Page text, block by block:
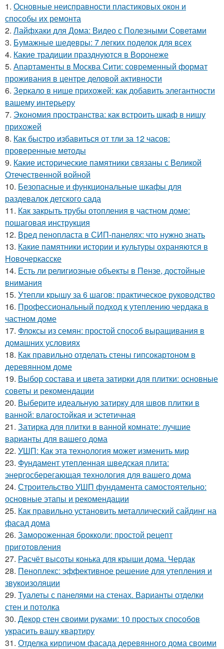
1. Основные неисправности пластиковых окон и
способы их ремонта
2. Лайфхаки для Дома: Видео с Полезными Советами
3. Бумажные шедевры: 7 легких поделок для всех
4. Какие традиции празднуются в Воронеже
5. Апартаменты в Москва Сити: современный формат
проживания в центре деловой активности
6. Зеркало в нише прихожей: как добавить элегантности
вашему интерьеру
7. Экономия пространства: как встроить шкаф в нишу
прихожей
8. Как быстро избавиться от тли за 12 часов:
проверенные методы
9. Какие исторические памятники связаны с Великой
Отечественной войной
10. Безопасные и функциональные шкафы для
раздевалок детского сада
11. Как закрыть трубы отопления в частном доме:
пошаговая инструкция
12. Вред пенопласта в СИП-панелях: что нужно знать
13. Какие памятники истории и культуры охраняются в
Новочеркасске
14. Есть ли религиозные объекты в Пензе, достойные
внимания
15. Утепли крышу за 6 шагов: практическое руководство
16. Профессиональный подход к утеплению чердака в
частном доме
17. Флоксы из семян: простой способ выращивания в
домашних условиях
18. Как правильно отделать стены гипсокартоном в
деревянном доме
19. Выбор состава и цвета затирки для плитки: основные
советы и рекомендации
20. Выберите идеальную затирку для швов плитки в
ванной: влагостойкая и эстетичная
21. Затирка для плитки в ванной комнате: лучшие
варианты для вашего дома
22. УШП: Как эта технология может изменить мир
23. Фундамент утепленная шведская плита:
энергосберегающая технология для вашего дома
24. Строительство УШП фундамента самостоятельно:
основные этапы и рекомендации
25. Как правильно установить металлический сайдинг на
фасад дома
26. Замороженная брокколи: простой рецепт
приготовления
27. Расчёт высоты конька для крыши дома. Чердак
28. Пеноплекс: эффективное решение для утепления и
звукоизоляции
29. Туалеты с панелями на стенах. Варианты отделки
стен и потолка
30. Декор стен своими руками: 10 простых способов
украсить вашу квартиру
31. Отделка кирпичом фасада деревянного дома своими